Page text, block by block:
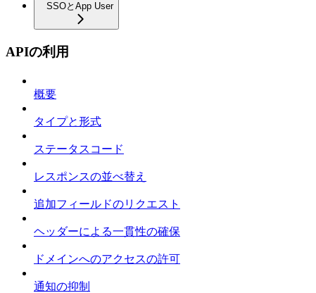
SSOとApp User
APIの利用
概要
タイプと形式
ステータスコード
レスポンスの並べ替え
追加フィールドのリクエスト
ヘッダーによる一貫性の確保
ドメインへのアクセスの許可
通知の抑制